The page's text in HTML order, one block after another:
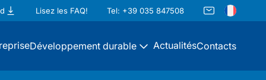
Lisez les FAQ! Tel: +39 035 847508
Développement durable ActualitésContacts